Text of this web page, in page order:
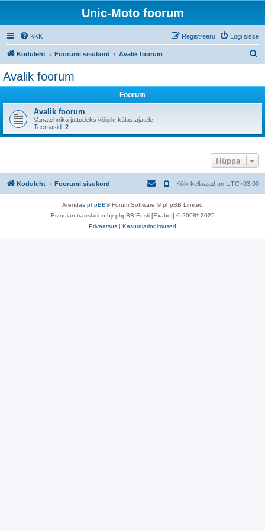
Unic-Moto foorum
KKK Logi sisse
Registreeru
Koduleht Foorumi sisukord Avalik foorum
Avalik foorum
Foorum
Avalik foorum
Vanatehnika juttudeks kõigile külastajatele
Teemasid: 2
Hüppa
Koduleht Foorumi sisukord Kõik kellaajad on UTC+03:00
Arendas phpBB® Forum Software © phpBB Limited
Estonian translation by phpBB Eesti [Exabot] © 2008*-2025
Privaatsus | Kasutajatingimused